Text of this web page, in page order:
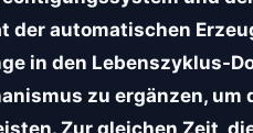
der automatischen
in den Lebenszyklus-
zu ergänzen, um
Zur gleichen Zeit,